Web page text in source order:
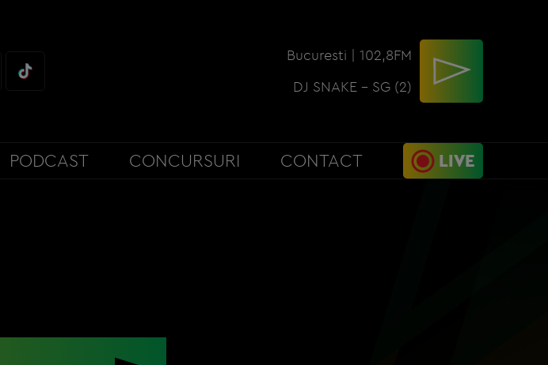
Bucuresti | 102,8FM
DJ SNAKE - SG (2)
PODCAST CONCURSURI CONTACT LIVE